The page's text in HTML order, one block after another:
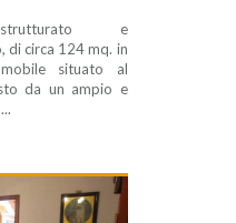
e
di circa 124 mq. in
situato al
da un ampio e